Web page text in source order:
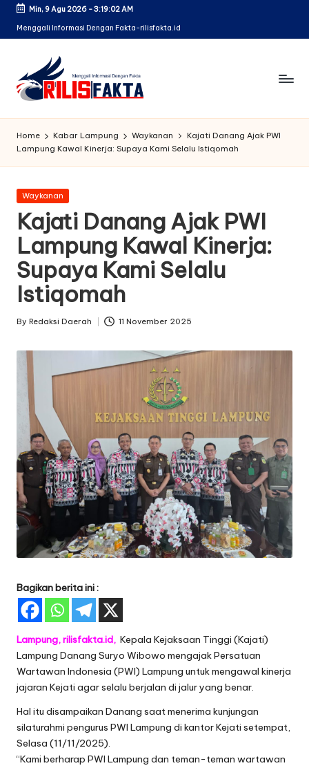
Skip
Min, 9 Agu 2026-3:19:02 AM
Menggali Informasi Dengan Fakta-rilisfakta.id
Home Kabar Lampung Waykanan
Kajati Danang Ajak PWI
Lampung Kawal Kinerja: Supaya Kami Selalu Istiqomah
Posted
Waykanan
Kajati Danang Ajak PWI
Lampung Kawal Kinerja:
Supaya Kami Selalu
Istiqomah
Posted
By Redaksi Daerah 11 November 2025
Bagikan berita ini :
Lampung, rilisfakta.id, Kepala Kejaksaan Tinggi (Kajati)
Lampung Danang Suryo Wibowo mengajak Persatuan
Wartawan Indonesia (PWI) Lampung untuk mengawal kinerja
jajaran Kejati agar selalu berjalan di jalur yang benar.
Hal itu disampaikan Danang saat menerima kunjungan
silaturahmi pengurus PWI Lampung di kantor Kejati setempat,
Selasa (11/11/2025).
“Kami berharap PWI Lampung dan teman-teman wartawan